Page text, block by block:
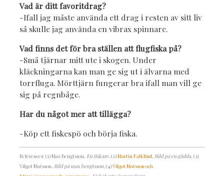
Vad är ditt favoritdrag?
-Ifall jag måste använda ett drag i resten av sitt liv
så skulle jag använda en vibrax spinnare.
Vad finns det för bra ställen att flugfiska på?
-Små tjärnar mitt ute i skogen. Under
kläckningarna kan man ge sig ut i älvarna med
torrfluga. Mörttjärn fungerar bra ifall man vill ge
sig på regnbåge.
Har du något mer att tillägga?
-Köp ett fiskespö och börja fiska.
References: (1) Max Bengtsson, En fiskare, (2)Martin Falklind, Bild på en gädda, (3)
Vilgot Matsson, Bild på max bengtsson, (4)Vilgot Matsson och